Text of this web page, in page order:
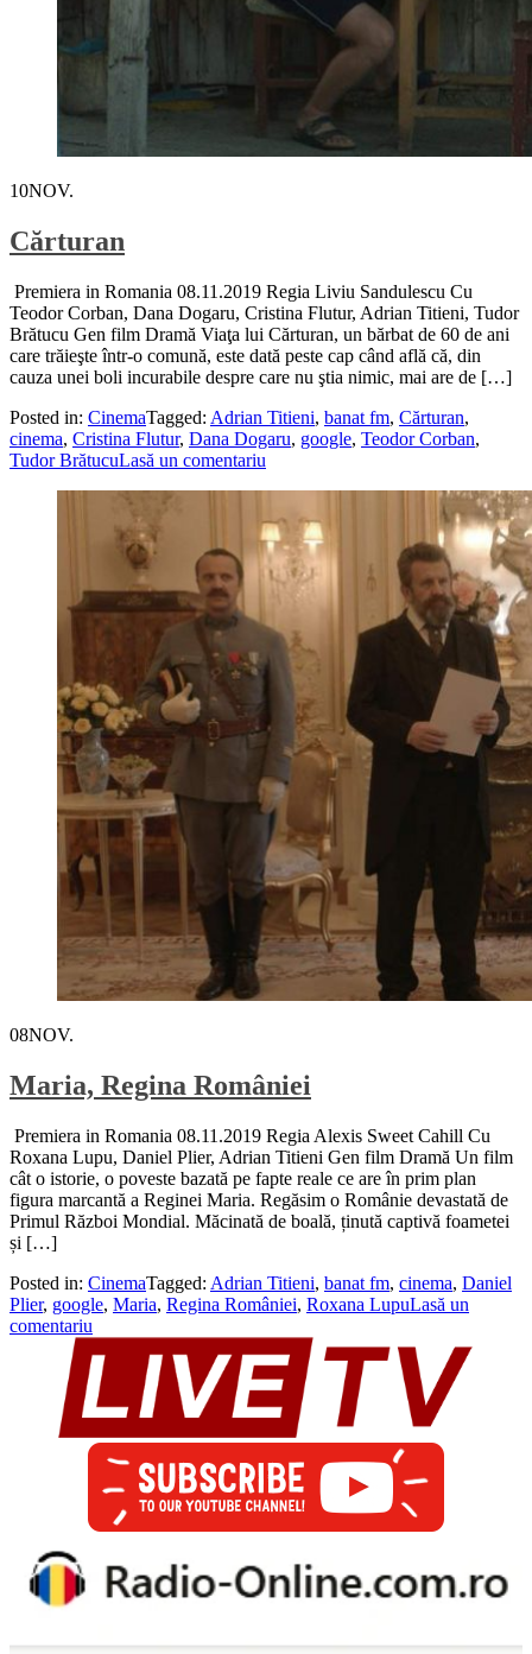
10NOV.
Cărturan
Premiera in Romania 08.11.2019 Regia Liviu Sandulescu Cu
Teodor Corban, Dana Dogaru, Cristina Flutur, Adrian Titieni, Tudor
Brătucu Gen film Dramă Viaţa lui Cărturan, un bărbat de 60 de ani
care trăieşte într-o comună, este dată peste cap când află că, din
cauza unei boli incurabile despre care nu ştia nimic, mai are de […]
Posted in: CinemaTagged: Adrian Titieni, banat fm, Cărturan,
cinema, Cristina Flutur, Dana Dogaru, google, Teodor Corban,
Tudor BrătucuLasă un comentariu
08NOV.
Maria, Regina României
Premiera in Romania 08.11.2019 Regia Alexis Sweet Cahill Cu
Roxana Lupu, Daniel Plier, Adrian Titieni Gen film Dramă Un film
cât o istorie, o poveste bazată pe fapte reale ce are în prim plan
figura marcantă a Reginei Maria. Regăsim o Românie devastată de
Primul Război Mondial. Măcinată de boală, ținută captivă foametei
și […]
Posted in: CinemaTagged: Adrian Titieni, banat fm, cinema, Daniel
Plier, google, Maria, Regina României, Roxana LupuLasă un
comentariu